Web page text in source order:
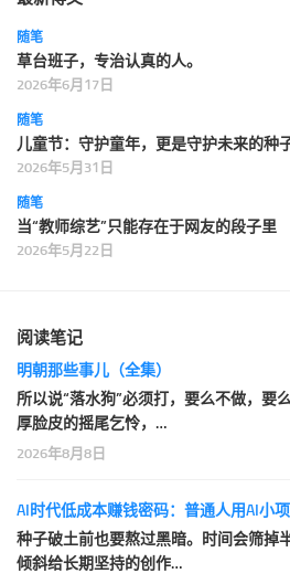
随笔
草台班子，专治认真的人。
2026年6月17日
随笔
儿童节：守护童年，更是守护未来的种
2026年5月31日
随笔
当“教师综艺”只能存在于网友的段子里
2026年5月22日
阅读笔记
明朝那些事儿（全集）
所以说“落水狗”必须打，要么不做，要
厚脸皮的摇尾乞怜，…
2026年8月8日
AI时代低成本赚钱密码：普通人用AI小
种子破土前也要熬过黑暗。时间会筛掉
倾斜给长期坚持的创作…